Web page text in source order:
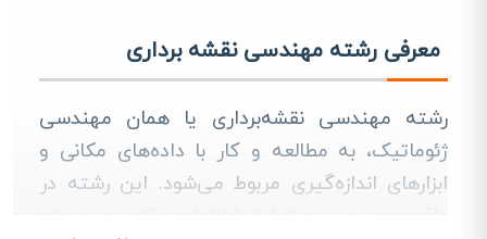
معرفی رشته مهندسی نقشه برداری
رشته مهندسی نقشه‌برداری یا همان مهندسی
ژئوماتیک، به مطالعه و کار با داده‌های مکانی و
ابزارهای اندازه‌گیری مربوط می‌شود. این رشته در